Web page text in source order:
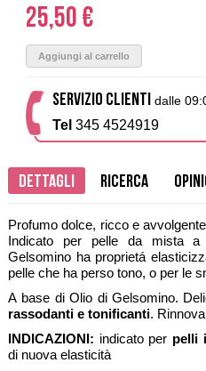
25,50 €
Aggiungi al carrello
SERVIZIO CLIENTI dalle
Tel 345 4524919
Dettagli Ricerca
Profumo dolce, ricco e
Indicato per pelle da mista a
Gelsomino ha proprietá
pelle che ha perso tono, o per le
A base di Olio di Gelsomino.
rassodanti e tonificanti.
INDICAZIONI: indicato per pelli
di nuova elasticità